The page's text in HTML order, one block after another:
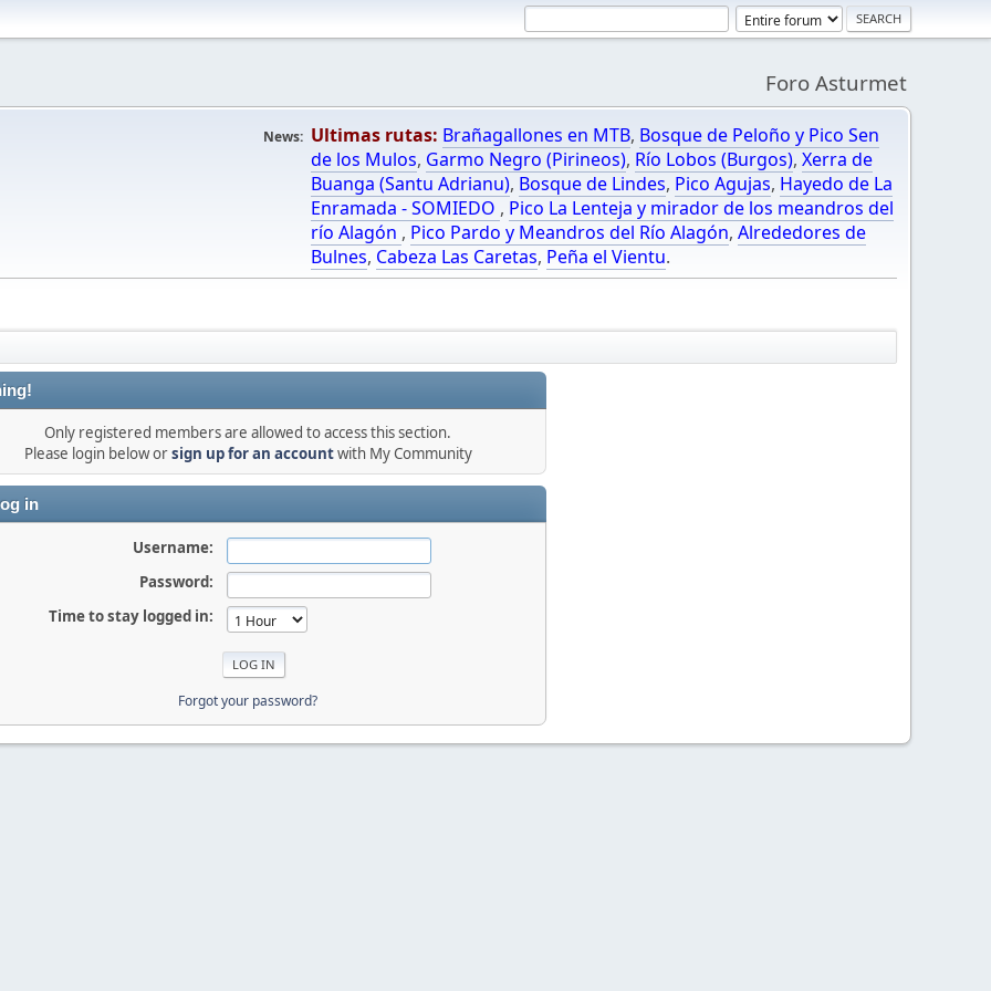
Foro Asturmet
News: Ultimas rutas: Brañagallones en MTB, Bosque de Peloño y Pico Sen
de los Mulos, Garmo Negro (Pirineos), Río Lobos (Burgos), Xerra de
Buanga (Santu Adrianu), Bosque de Lindes, Pico Agujas, Hayedo de La
Enramada - SOMIEDO , Pico La Lenteja y mirador de los meandros del
río Alagón , Pico Pardo y Meandros del Río Alagón, Alrededores de
Bulnes, Cabeza Las Caretas, Peña el Vientu.
Only registered members are allowed to access this section.
Please login below orsign up for an accountwith My Community
in
Username:
Password:
Time to stay logged in:
Forgot your password?